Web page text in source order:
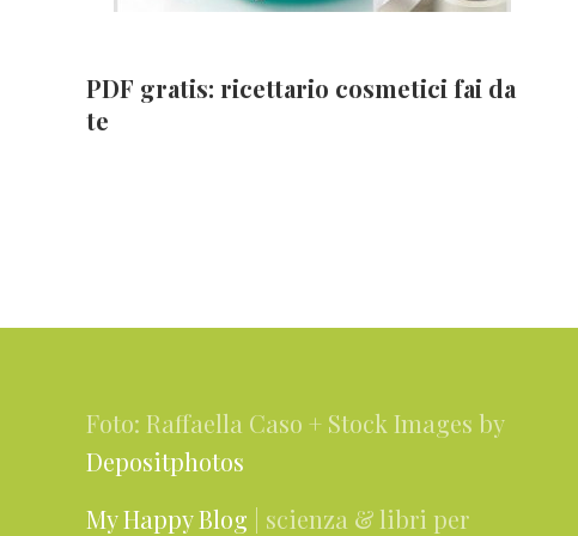
PDF gratis: ricettario cosmetici fai da
te
Foto: Raffaella Caso + Stock Images by
Depositphotos
My Happy Blog | scienza & libri per